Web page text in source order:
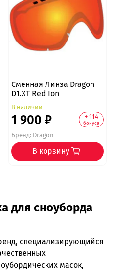
Сменная Линза Dragon
D1.XT Red Ion
В наличии
1 900 ₽ + 114
бонуса
Бренд:Dragon
В корзину
для сноуборда
специализирующийся
масок,